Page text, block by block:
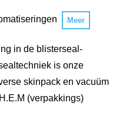
Meer
in de blisterseal-
is onze
skinpack en vacuüm
(verpakkings)